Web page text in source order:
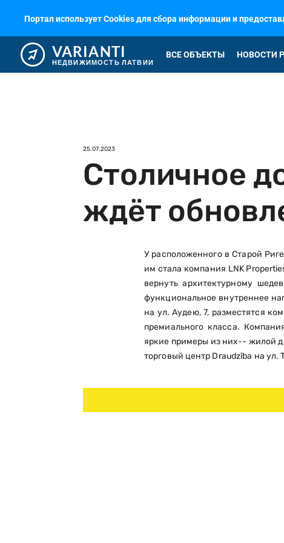
Портал использует Cookies для сбора информации и
VARIANTI
НЕДВИЖИМОСТЬ ЛАТВИИ
ВСЕ ОБЪЕКТЫ НОВОСТИ
25.07.2023
Столичное
ждёт
У расположенного в Старой
им стала компания LNK
вернуть архитектурному
функциональное внутреннее
на ул. Аудею, 7, разместятся
премиального класса.
яркие примеры из них-- жилой
торговый центр Draudzība на ул.